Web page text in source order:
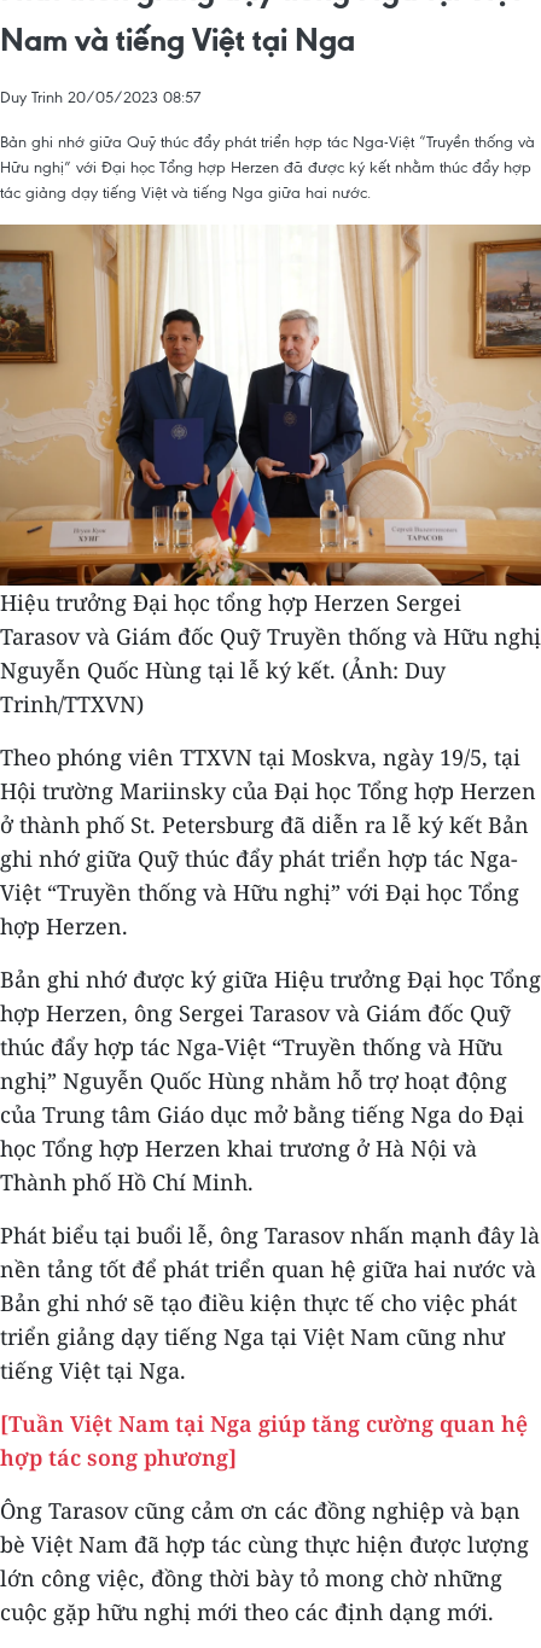
Nam và tiếng Việt tại Nga
Duy Trinh 20/05/2023 08:57
Bản ghi nhớ giữa Quỹ thúc đẩy phát triển hợp tác Nga-Việt “Truyền thống và
Hữu nghị” với Đại học Tổng hợp Herzen đã được ký kết nhằm thúc đẩy hợp
tác giảng dạy tiếng Việt và tiếng Nga giữa hai nước.
Hiệu trưởng Đại học tổng hợp Herzen Sergei
Tarasov và Giám đốc Quỹ Truyền thống và Hữu nghị
Nguyễn Quốc Hùng tại lễ ký kết. (Ảnh: Duy
Trinh/TTXVN)
Theo phóng viên TTXVN tại Moskva, ngày 19/5, tại
Hội trường Mariinsky của Đại học Tổng hợp Herzen
ở thành phố St. Petersburg đã diễn ra lễ ký kết Bản
ghi nhớ giữa Quỹ thúc đẩy phát triển hợp tác Nga-
Việt “Truyền thống và Hữu nghị” với Đại học Tổng
hợp Herzen.
Bản ghi nhớ được ký giữa Hiệu trưởng Đại học Tổng
hợp Herzen, ông Sergei Tarasov và Giám đốc Quỹ
thúc đẩy hợp tác Nga-Việt “Truyền thống và Hữu
nghị” Nguyễn Quốc Hùng nhằm hỗ trợ hoạt động
của Trung tâm Giáo dục mở bằng tiếng Nga do Đại
học Tổng hợp Herzen khai trương ở Hà Nội và
Thành phố Hồ Chí Minh.
Phát biểu tại buổi lễ, ông Tarasov nhấn mạnh đây là
nền tảng tốt để phát triển quan hệ giữa hai nước và
Bản ghi nhớ sẽ tạo điều kiện thực tế cho việc phát
triển giảng dạy tiếng Nga tại Việt Nam cũng như
tiếng Việt tại Nga.
[Tuần Việt Nam tại Nga giúp tăng cường quan hệ
hợp tác song phương]
Ông Tarasov cũng cảm ơn các đồng nghiệp và bạn
bè Việt Nam đã hợp tác cùng thực hiện được lượng
lớn công việc, đồng thời bày tỏ mong chờ những
cuộc gặp hữu nghị mới theo các định dạng mới.